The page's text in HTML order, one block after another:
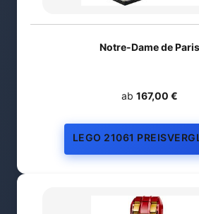
Notre-Dame de Paris
ab 167,00 €
LEGO 21061